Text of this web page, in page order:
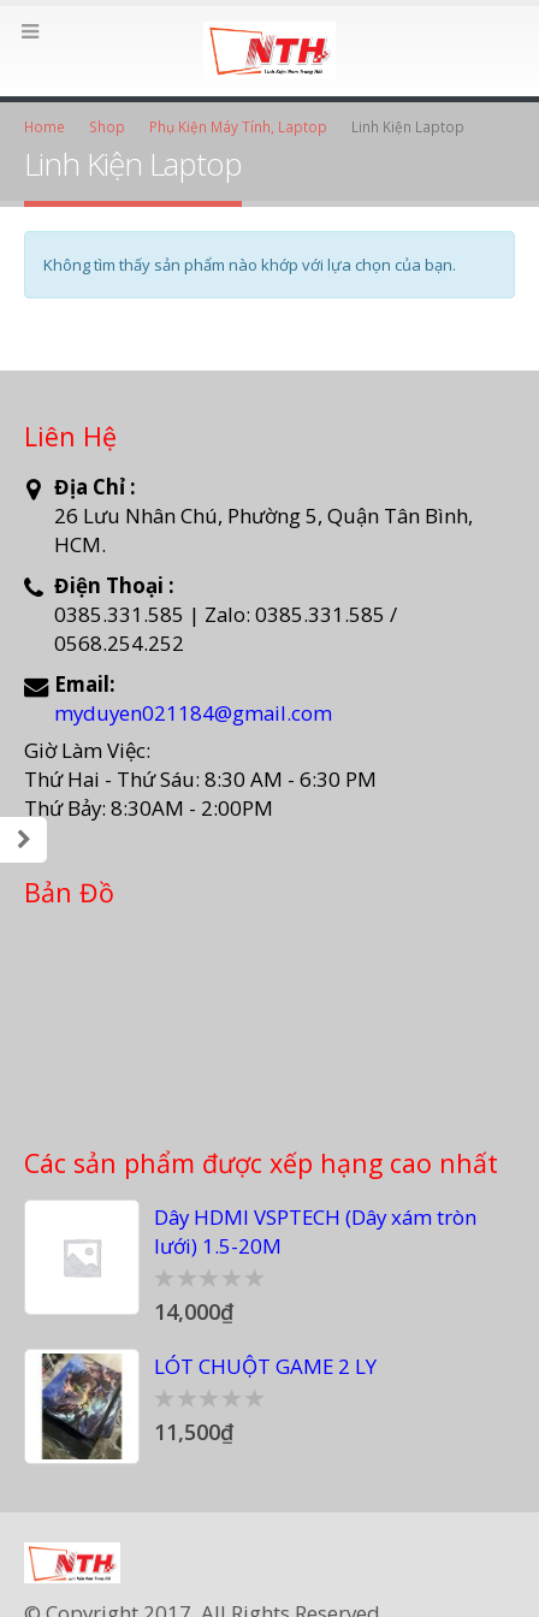
Home Shop Phụ Kiện Máy Tính, Laptop Linh Kiện Laptop
Linh Kiện Laptop
Không tìm thấy sản phẩm nào khớp với lựa chọn của bạn.
Liên Hệ
Địa Chỉ :
26 Lưu Nhân Chú, Phường 5, Quận Tân Bình,
HCM.
Điện Thoại :
0385.331.585 | Zalo: 0385.331.585 /
0568.254.252
Email:
myduyen021184@gmail.com
Giờ Làm Việc:
Thứ Hai - Thứ Sáu: 8:30 AM - 6:30 PM
Thứ Bảy: 8:30AM - 2:00PM
Bản Đồ
Các sản phẩm được xếp hạng cao nhất
Dây HDMI VSPTECH (Dây xám tròn
lưới) 1.5-20M
0
out
5
14,000₫
LÓT CHUỘT GAME 2 LY
0
out
11,500₫